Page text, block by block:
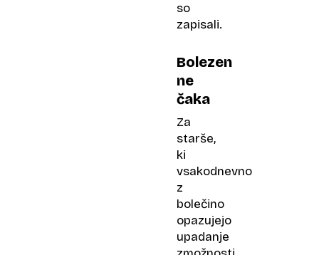
so
zapisali.
Bolezen
ne
čaka
Za
starše,
ki
vsakodnevno
z
bolečino
opazujejo
upadanje